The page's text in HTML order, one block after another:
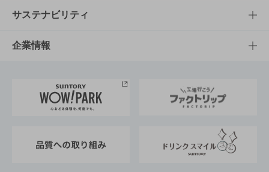
商品発売情報
栄養成分一覧
キャンペーン
工場見学
地域情報
文化・スポーツTOP
サントリーホール
サントリーサンバーズ大阪
サステナビリティ
サステナビリティTOP
サントリーが考えるサステナビリティ経営
企業情報
企業概要